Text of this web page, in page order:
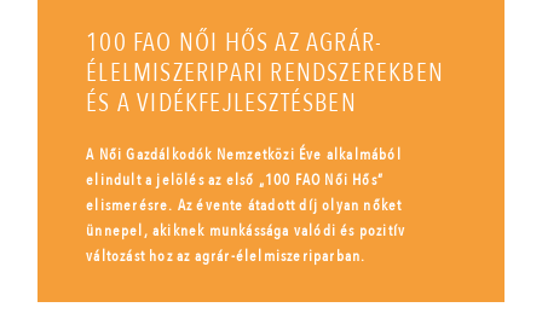
100 FAO NŐI HŐS AZ AGRÁR-
ÉLELMISZERIPARI RENDSZEREKBEN
ÉS A VIDÉKFEJLESZTÉSBEN
A Női Gazdálkodók Nemzetközi Éve alkalmából
elindult a jelölés az első „100 FAO Női Hős”
elismerésre. Az évente átadott díj olyan nőket
ünnepel, akiknek munkássága valódi és pozitív
változást hoz az agrár-élelmiszeriparban.